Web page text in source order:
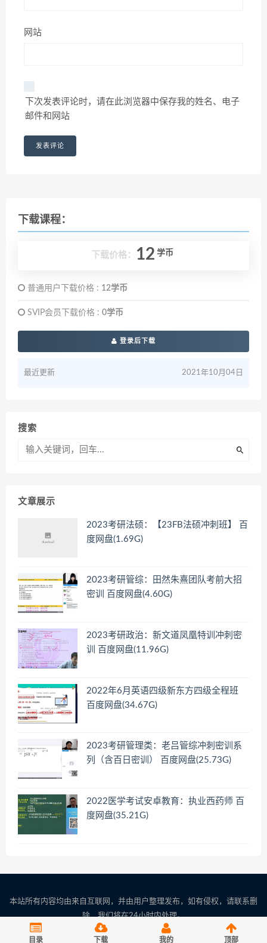
网站
下次发表评论时，请在此浏览器中保存我的姓名、电子
邮件和网站
下载课程：
下载价格： 12 学币
普通用户下载价格 : 12学币
SVIP会员下载价格 : 0学币
登录后下载
最近更新 2021年10月04日
搜索
文章展示
2023考研法硕：【23FB法硕冲刺班】 百
度网盘(1.69G)
2023考研管综：田然朱熹团队考前大招
密训 百度网盘(4.60G)
2023考研政治：新文道凤凰特训冲刺密
训 百度网盘(11.96G)
2022年6月英语四级新东方四级全程班
百度网盘(34.67G)
2023考研管理类：老吕管综冲刺密训系
列（含百日密训） 百度网盘(25.73G)
2022医学考试安卓教育：执业西药师 百
度网盘(35.21G)
本站所有内容均由来自互联网，并由用户整理发布，如有侵权，请联系删
除，我们将在24小时内处理。
联系邮箱：server(at)woaikaoshi.cn 请将(at)替换成@
目录 下载 我的 顶部